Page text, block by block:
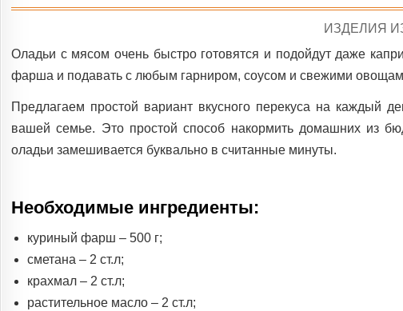
POSTED
ИЗДЕЛИЯ
Оладьи с мясом очень быстро готовятся и подойдут даже
фарша и подавать с любым гарниром, соусом и свежими
Предлагаем простой вариант вкусного перекуса на
вашей семье. Это простой способ накормить домашних из
оладьи замешивается буквально в считанные минуты.
Необходимые ингредиенты:
куриный фарш – 500 г;
сметана – 2 ст.л;
крахмал – 2 ст.л;
растительное масло – 2 ст.л;